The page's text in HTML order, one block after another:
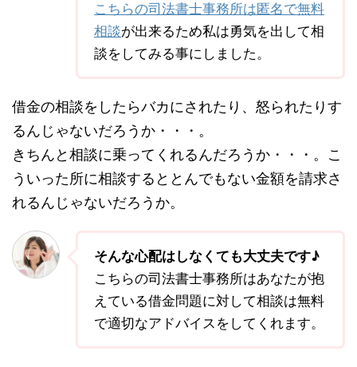
こちらの司法書士事務所は匿名で無料
相談が出来るため私は勇気を出して相
談をしてみる事にしました。
借金の相談をしたらバカにされたり、怒られたりす
るんじゃないだろうか・・・。
きちんと相談に乗ってくれるんだろうか・・・。こ
ういった所に相談するととんでもない金額を請求さ
れるんじゃないだろうか。
そんな心配はしなくても大丈夫です♪
こちらの司法書士事務所はあなたが抱
えている借金問題に対して相談は無料
で適切なアドバイスをしてくれます。